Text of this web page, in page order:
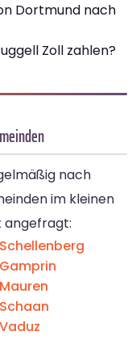
Dortmund nach
Zoll zahlen?
nach
im kleinen
angefragt: